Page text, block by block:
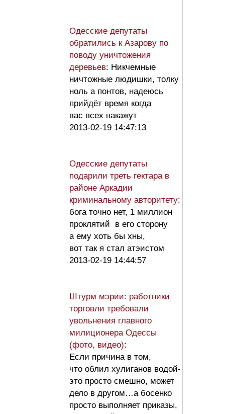
Одесские депутаты
обратились к Азарову по
поводу уничтожения
деревьев: Никчемные
ничтожные людишки, толку
ноль а понтов, надеюсь
прийдёт время когда
вас всех накажут
2013-02-19 14:47:13
Одесские депутаты
подарили треть гектара в
районе Аркадии
криминальному авторитету:
бога точно нет, 1 миллион
проклятий в его сторону
а ему хоть бы хны,
вот так я стал атэистом
2013-02-19 14:44:57
Штурм мэрии: работники
торговли требовали
увольнения главного
милиционера Одессы
(фото, видео):
Если причина в том,
что облил хулиганов водой-
это просто смешно, может
дело в другом…а босенко
просто выполняет приказы,